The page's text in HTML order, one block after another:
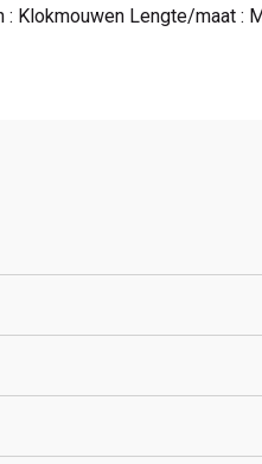
Klokmouwen Lengte/maat